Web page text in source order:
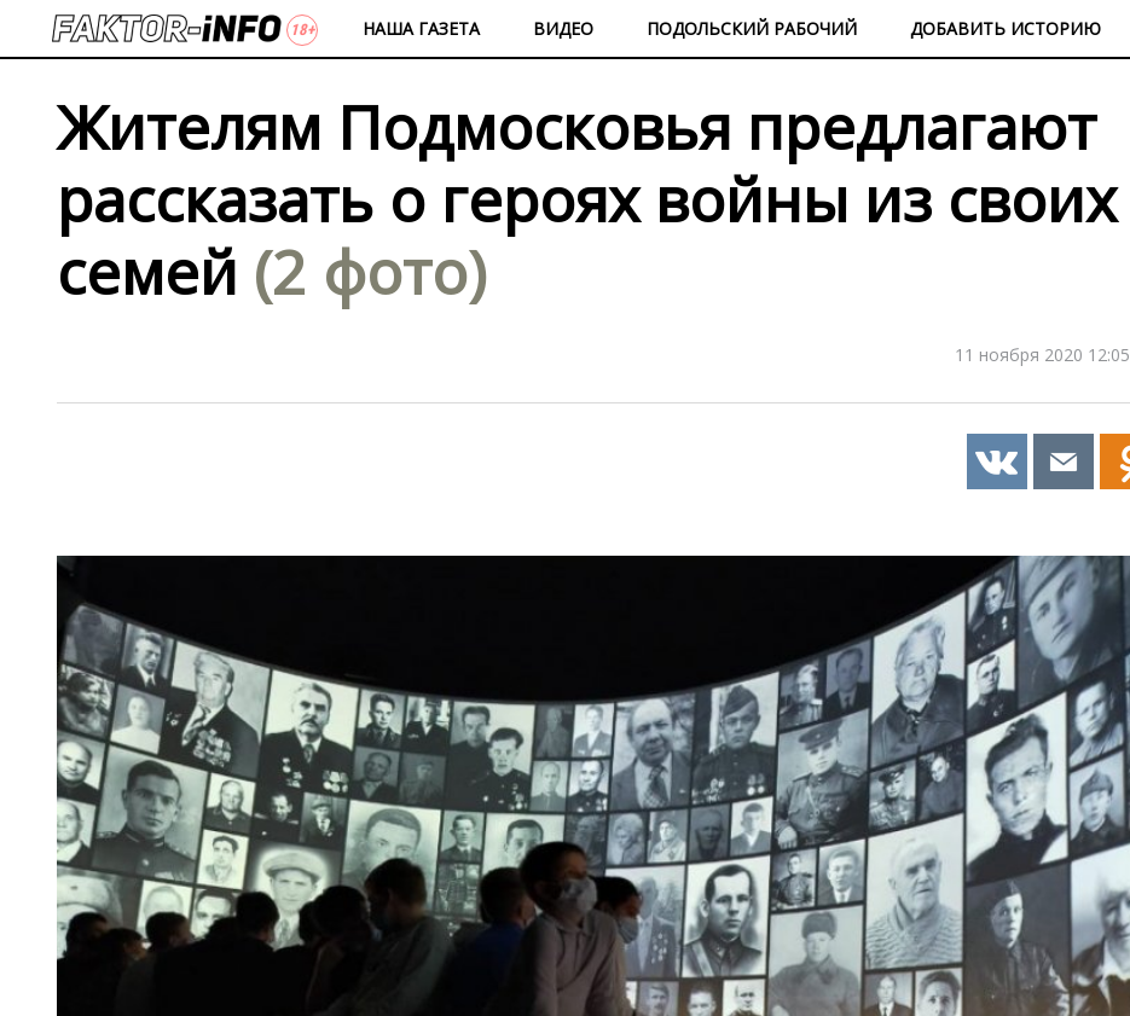
НАША ГАЗЕТА ВИДЕО ПОДОЛЬСКИЙ РАБОЧИЙ ДОБАВИТЬ ИСТОРИЮ
Жителям Подмосковья предлагают
рассказать о героях войны из своих
семей (2 фото)
11 ноября 2020 12:05